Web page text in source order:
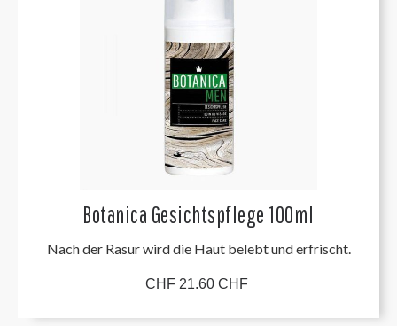
Botanica Gesichtspflege 100ml
Nach der Rasur wird die Haut belebt und erfrischt.
CHF 21.60 CHF